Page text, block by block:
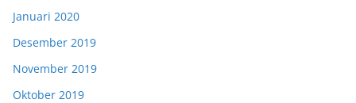
Januari 2020
Desember 2019
November 2019
Oktober 2019